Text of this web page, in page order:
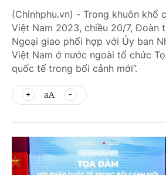
(Chinhphu.vn) - Trong khuôn khổ
Việt Nam 2023, chiều 20/7, Đoàn
Ngoại giao phối hợp với Ủy ban
Việt Nam ở nước ngoài tổ chức
quốc tế trong bối cảnh mới”.
aA